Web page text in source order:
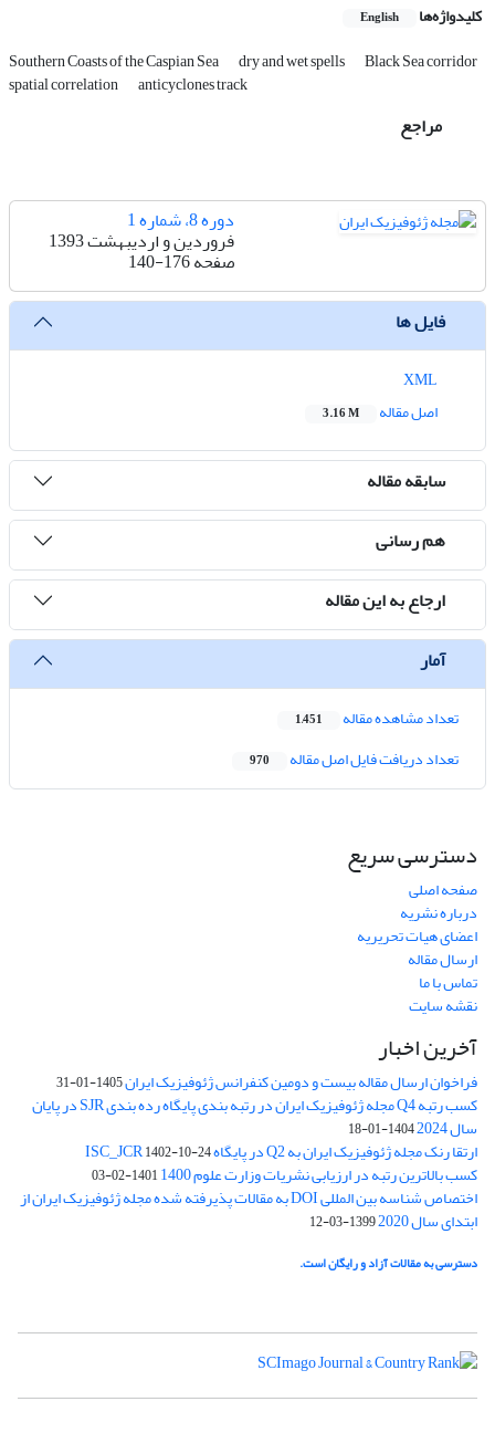
کلیدواژه‌ها English
Southern Coasts of the Caspian Sea dry and wet spells Black Sea corridor
spatial correlation anticyclones track
مراجع
دوره 8، شماره 1
فروردین و اردیبهشت 1393
صفحه140-176
فایل ها
اصل مقاله
3.16 M
سابقه مقاله
هم رسانی
ارجاع به این مقاله
آمار
تعداد مشاهده مقاله 1,451
تعداد دریافت فایل اصل مقاله 970
دسترسی سریع
صفحه اصلی
درباره نشریه
اعضای هیات تحریریه
ارسال مقاله
تماس با ما
نقشه سایت
آخرین اخبار
فراخوان ارسال مقاله بیست و دومین کنفرانس ژئوفیزیک ایران1405-01-31
کسب رتبه Q4 مجله ژئوفیزیک ایران در رتبه بندی پایگاه رده بندی SJR در پایان
سال 2024 1404-01-18
ارتقا رنک مجله ژئوفیزیک ایران به Q2 در پایگاه ISC_JCR 1402-10-24
کسب بالاترین رتبه در ارزیابی نشریات وزارت علوم 1400 1401-02-03
اختصاص شناسه بین المللی DOI به مقالات پذیرفته شده مجله ژئوفیزیک ایران از
ابتدای سال 2020 1399-03-12
دسترسی به مقالات آزاد و رایگان است.